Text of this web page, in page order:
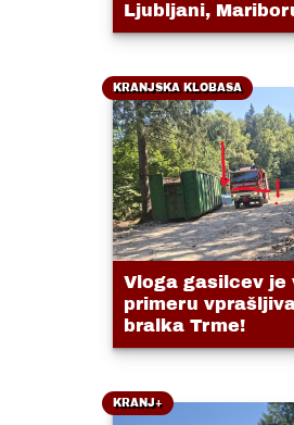
Ljubljani,
KRANJSKA KLOBASA
Vloga gasilcev je
primeru
bralka Trme!
KRANJ+